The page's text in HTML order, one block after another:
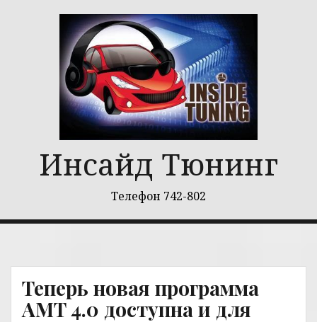
содержимому
Инсайд Тюнинг
Телефон 742-802
Теперь новая программа
АМТ 4.0 доступна и для